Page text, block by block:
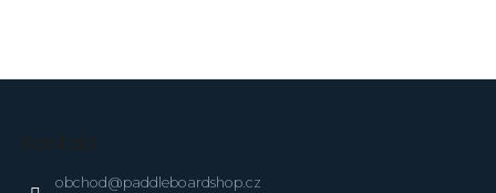
obchod@paddleboardshop.cz